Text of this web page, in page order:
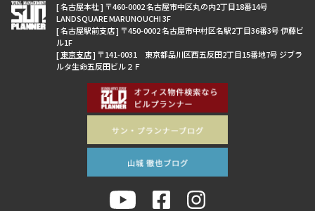
[ 名古屋本社 ] 〒460-0002 名古屋市中区丸の内2丁目18番14号
LANDSQUARE MARUNOUCHI 3F
[ 名古屋駅前支店 ] 〒450-0002 名古屋市中村区名駅2丁目36番3号 伊藤ビ
ル1F
[東京支店] 〒141-0031 東京都品川区西五反田2丁目15番地7号 ジブラ
ルタ生命五反田ビル２Ｆ